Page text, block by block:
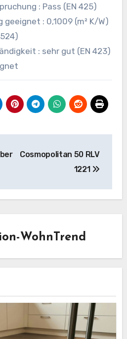
: Pass (EN 425)
geeignet : 0,1009 (m² K/W)
: sehr gut (EN 423)
Cosmopolitan 50 RLV
1221
WohnTrend